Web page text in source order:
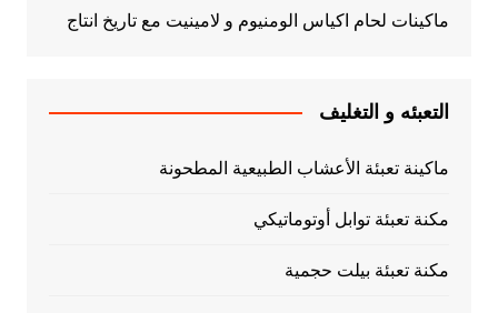
ماكينات لحام اكياس الومنيوم و لامينيت مع تاريخ انتاج
التعبئه و التغليف
ماكينة تعبئة الأعشاب الطبيعية المطحونة
مكنة تعبئة توابل أوتوماتيكي
مكنة تعبئة بيلت حجمية